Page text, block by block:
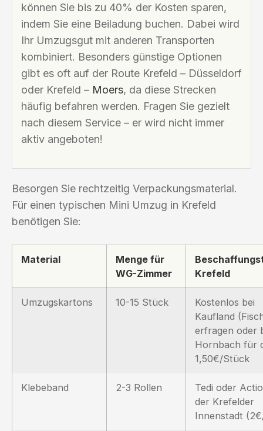
können Sie bis zu 40% der Kosten sparen,
indem Sie eine Beiladung buchen. Dabei wird
Ihr Umzugsgut mit anderen Transporten
kombiniert. Besonders günstige Optionen
gibt es oft auf der Route Krefeld – Düsseldorf
oder Krefeld – Moers, da diese Strecken
häufig befahren werden. Fragen Sie gezielt
nach diesem Service – er wird nicht immer
aktiv angeboten!
Besorgen Sie rechtzeitig Verpackungsmaterial.
Für einen typischen Mini Umzug in Krefeld
benötigen Sie:
Material
Menge für
WG-Zimmer
Krefeld
Umzugskartons 10-15 Stück
Kostenlos bei
Kaufland
erfragen oder
Hornbach für
1,50€/Stück
Klebeband 2-3 Rollen
Tedi oder
der Krefelder
Innenstadt